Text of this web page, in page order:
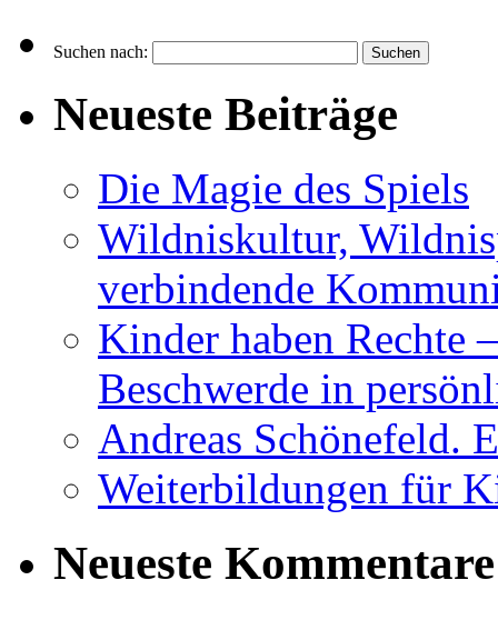
Suchen nach:
Neueste Beiträge
Die Magie des Spiels
Wildniskultur,
verbindende
Kinder haben Rechte
Beschwerde in
Andreas Schönefeld.
Weiterbildungen für
Neueste Kommentare